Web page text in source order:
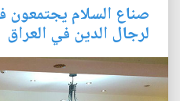
صناع السلام يجتمعون
لرجال الدين في العراق